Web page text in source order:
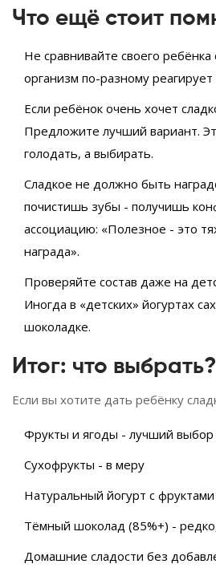
Что ещё стоит
Не сравнивайте своего
организм по-разному реагирует
Если ребёнок очень хочет
Предложите лучший вариант.
голодать, а выбирать.
Сладкое не должно быть
почистишь зубы - получишь
ассоциацию: «Полезное - это
награда».
Проверяйте состав даже на
Иногда в «детских» йогуртах
шоколадке.
Итог: что выбрать?
Если вы хотите дать ребёнку
Фрукты и ягоды - лучший выбор
Сухофрукты - в меру
Натуральный йогурт с
Тёмный шоколад (85%+) -
Домашние сладости без